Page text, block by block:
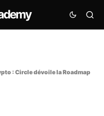
: Circle dévoile la Roadmap